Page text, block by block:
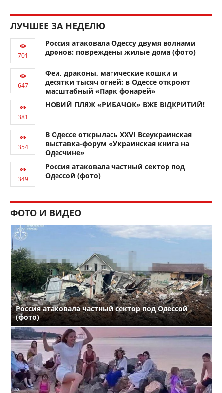
ЛУЧШЕЕ ЗА НЕДЕЛЮ
Россия атаковала Одессу двумя волнами
дронов: повреждены жилые дома (фото)
Феи, драконы, магические кошки и
десятки тысяч огней: в Одессе откроют
масштабный «Парк фонарей»
НОВИЙ ПЛЯЖ «РИБАЧОК» ВЖЕ ВІДКРИТИЙ!
В Одессе открылась XXVI Всеукраинская
выставка-форум «Украинская книга на
Одесчине»
Россия атаковала частный сектор под
Одессой (фото)
ФОТО И ВИДЕО
Россия атаковала частный сектор под Одессой
(фото)